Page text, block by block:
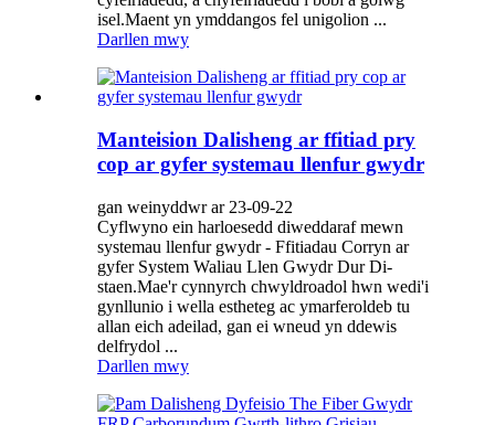
isel.Maent yn ymddangos fel unigolion ...
Darllen mwy
Manteision Dalisheng ar ffitiad pry
cop ar gyfer systemau llenfur gwydr
gan weinyddwr ar 23-09-22
Cyflwyno ein harloesedd diweddaraf mewn
systemau llenfur gwydr - Ffitiadau Corryn ar
gyfer System Waliau Llen Gwydr Dur Di-
staen.Mae'r cynnyrch chwyldroadol hwn wedi'i
gynllunio i wella estheteg ac ymarferoldeb tu
allan eich adeilad, gan ei wneud yn ddewis
delfrydol ...
Darllen mwy